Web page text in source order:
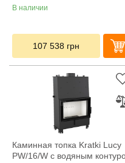
В наличии
107 538 грн
Каминная топка Kratki Lucy
PW/16/W с водяным